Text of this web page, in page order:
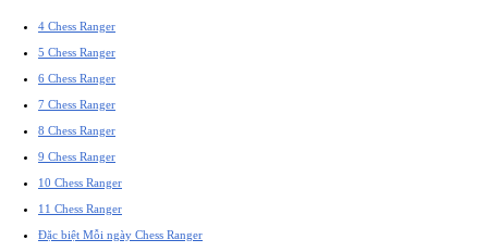
4 Chess Ranger
5 Chess Ranger
6 Chess Ranger
7 Chess Ranger
8 Chess Ranger
9 Chess Ranger
10 Chess Ranger
11 Chess Ranger
Đặc biệt Mỗi ngày Chess Ranger